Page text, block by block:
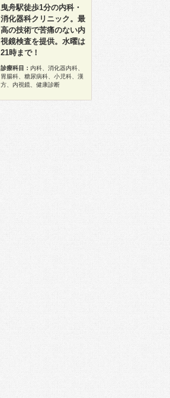
曳舟駅徒歩1分の内科・
消化器科クリニック。最
高の技術で苦痛のない内
視鏡検査を提供。水曜は
21時まで！
診療科目： 内科、消化器内科、
胃腸科、糖尿病科、小児科、漢
方、内視鏡、健康診断